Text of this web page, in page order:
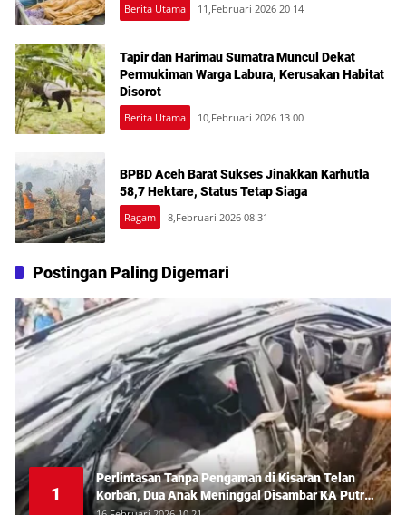
Berita Utama 11,Februari 2026 20 14
Tapir dan Harimau Sumatra Muncul Dekat
Permukiman Warga Labura, Kerusakan Habitat
Disorot
Berita Utama 10,Februari 2026 13 00
BPBD Aceh Barat Sukses Jinakkan Karhutla
58,7 Hektare, Status Tetap Siaga
Ragam 8,Februari 2026 08 31
Postingan Paling Digemari
1
Perlintasan Tanpa Pengaman di Kisaran Telan
Korban, Dua Anak Meninggal Disambar KA Putri
Deli